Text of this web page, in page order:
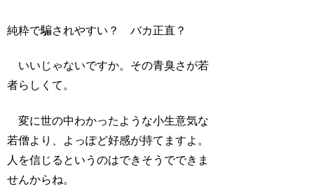
純粋で騙されやすい？ バカ正直？
いいじゃないですか。その青臭さが若
者らしくて。
変に世の中わかったような小生意気な
若僧より、よっぽど好感が持てますよ。
人を信じるというのはできそうでできま
せんからね。